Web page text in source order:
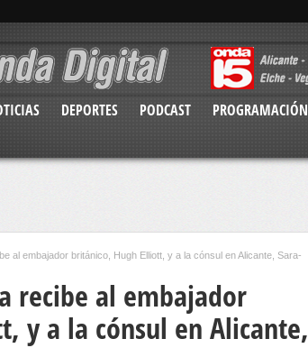
DEPORTES PODCAST PROGRAMACIÓN
al embajador británico, Hugh Elliott, y a la cónsul en Alicante, Sara-
recibe al embajador
y a la cónsul en Alicante,